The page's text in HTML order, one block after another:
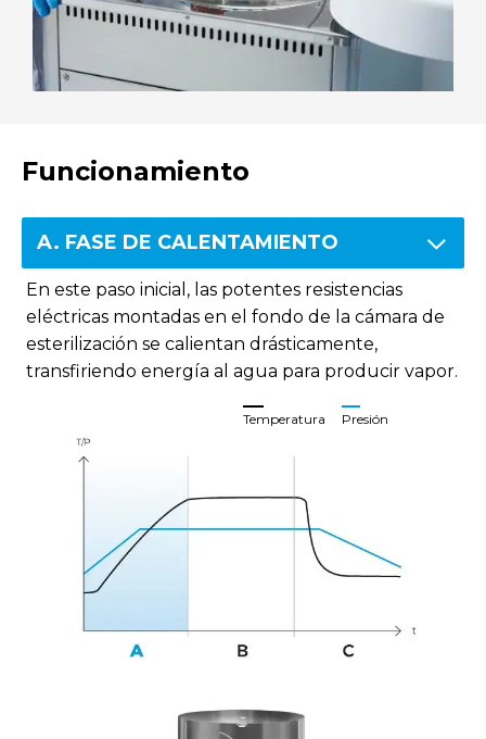
Funcionamiento
A. FASE DE CALENTAMIENTO
En este paso inicial, las potentes resistencias
eléctricas montadas en el fondo de la cámara de
esterilización se calientan drásticamente,
transfiriendo energía al agua para producir vapor.
Temperatura Presión